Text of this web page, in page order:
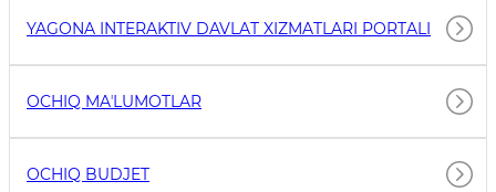
YAGONA INTERAKTIV DAVLAT XIZMATLARI PORTALI
OCHIQ MAʼLUMOTLAR
OCHIQ BUDJET